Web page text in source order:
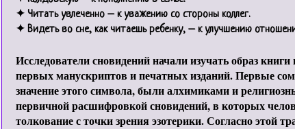
✦ Читать увлеченно – к уважению со стороны коллег.
✦ Видеть во сне, как читаешь ребенку, – к улучшению
Исследователи сновидений начали изучать образ
первых манускриптов и печатных изданий. Первые
значение этого символа, были алхимиками и
первичной расшифровкой сновидений, в которых
толкование с точки зрения эзотерики. Согласно этой